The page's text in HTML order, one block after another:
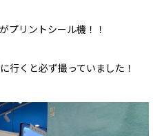
プリントシール機！！
行くと必ず撮っていました！